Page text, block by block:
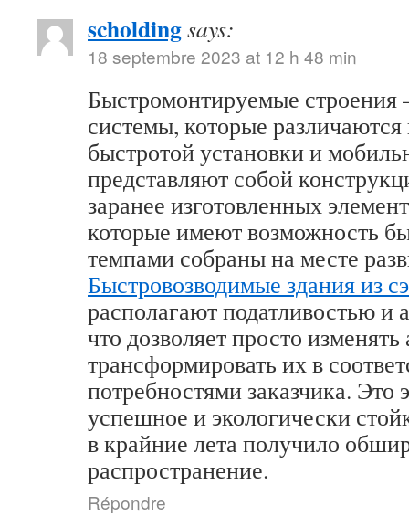
scholdingsays:
18 septembre 2023 at 12 h 48 min
Быстромонтируемые строения
системы, которые
быстротой установки и
представляют собой
заранее изготовленных
которые имеют возможность
темпами собраны на месте
Быстровозводимые здания из
располагают податливостью и
что дозволяет просто
трансформировать их в
потребностями заказчика. Это
успешное и экологически
в крайние лета получило
распространение.
Répondre